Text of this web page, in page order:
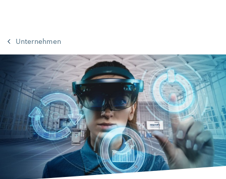
Unternehmen